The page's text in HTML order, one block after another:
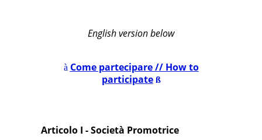
English version below
à Come partecipare // How to
participate ß
Articolo I - Società Promotrice